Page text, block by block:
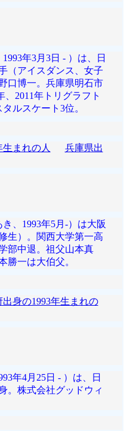
年3月3日 - ）は、日
（アイスダンス、女子
口博一。兵庫県明石市
、2011年トリグラフト
ルスケート3位。
生まれの人
兵庫県出
、1993年5月-）は大阪
生）。関西大学第一高
部中退。祖父山本真
勝一は大伯父。
出身の1993年生まれの
年4月25日 - ）は、日
。株式会社グッドウィ